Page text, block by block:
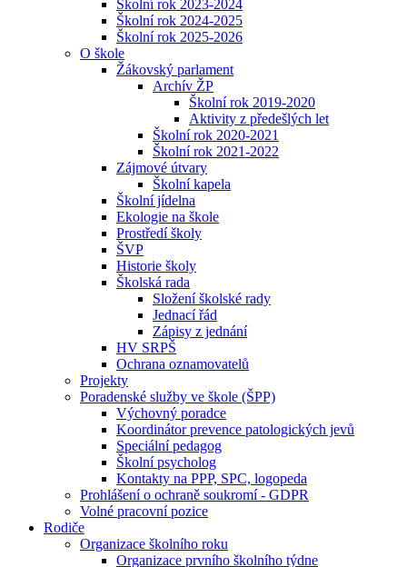
Školní rok 2023-2024
Školní rok 2024-2025
Školní rok 2025-2026
O škole
Žákovský parlament
Archív ŽP
Školní rok 2019-2020
Aktivity z předešlých let
Školní rok 2020-2021
Školní rok 2021-2022
Zájmové útvary
Školní kapela
Školní jídelna
Ekologie na škole
Prostředí školy
ŠVP
Historie školy
Školská rada
Složení školské rady
Jednací řád
Zápisy z jednání
HV SRPŠ
Ochrana oznamovatelů
Projekty
Poradenské služby ve škole (ŠPP)
Výchovný poradce
Koordinátor prevence patologických jevů
Speciální pedagog
Školní psycholog
Kontakty na PPP, SPC, logopeda
Prohlášení o ochraně soukromí - GDPR
Volné pracovní pozice
Rodiče
Organizace školního roku
Organizace prvního školního týdne